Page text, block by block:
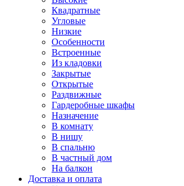
Квадратные
Угловые
Низкие
Особенности
Встроенные
Из кладовки
Закрытые
Открытые
Раздвижные
Гардеробные шкафы
Назначение
В комнату
В нишу
В спальню
В частный дом
На балкон
Доставка и оплата